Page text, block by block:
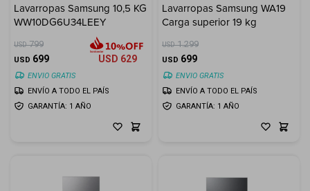
Lavarropas Samsung 10,5 KG
WW10DG6U34LEEY
USD 799
USD 699 USD 629
ENVIO GRATIS
GARANTÍA: 1 AÑO
ENVÍO A TODO EL PAÍS
Lavarropas Samsung WA19
Carga superior 19 kg
USD 1.299
USD 699
ENVIO GRATIS
GARANTÍA: 1 AÑO
ENVÍO A TODO EL PAÍS